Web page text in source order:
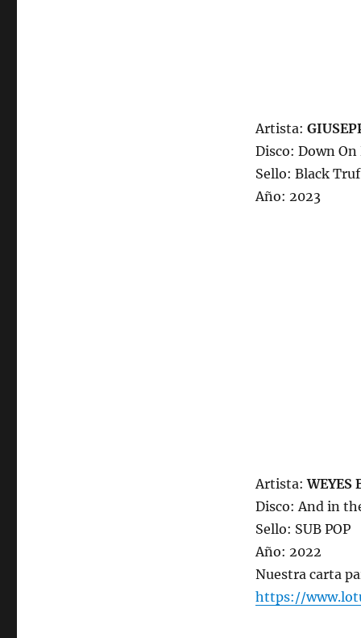
Artista:
Disco: Down
Sello: Black
Año: 2023
Artista:WEYES
Disco: And in
Sello: SUB POP
Año: 2022
Nuestra carta
https://